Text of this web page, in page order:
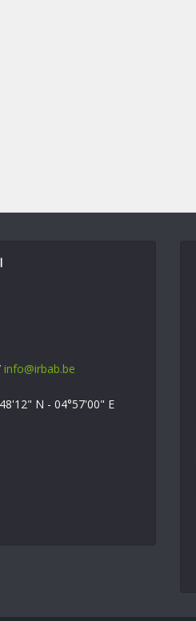
info@irbab.be
N - 04°57'00" E